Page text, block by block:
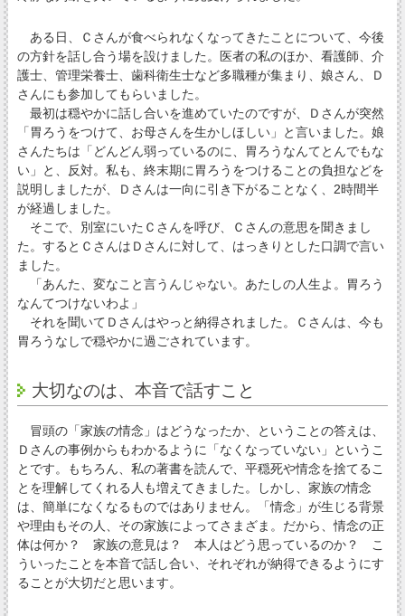
ある日、Ｃさんが食べられなくなってきたことについて、今後
の方針を話し合う場を設けました。医者の私のほか、看護師、介
護士、管理栄養士、歯科衛生士など多職種が集まり、娘さん、Ｄ
さんにも参加してもらいました。
最初は穏やかに話し合いを進めていたのですが、Ｄさんが突然
「胃ろうをつけて、お母さんを生かしほしい」と言いました。娘
さんたちは「どんどん弱っているのに、胃ろうなんてとんでもな
い」と、反対。私も、終末期に胃ろうをつけることの負担などを
説明しましたが、Ｄさんは一向に引き下がることなく、2時間半
が経過しました。
そこで、別室にいたＣさんを呼び、Ｃさんの意思を聞きまし
た。するとＣさんはＤさんに対して、はっきりとした口調で言い
ました。
「あんた、変なこと言うんじゃない。あたしの人生よ。胃ろう
なんてつけないわよ」
それを聞いてＤさんはやっと納得されました。Ｃさんは、今も
胃ろうなしで穏やかに過ごされています。
大切なのは、本音で話すこと
冒頭の「家族の情念」はどうなったか、ということの答えは、
Ｄさんの事例からもわかるように「なくなっていない」というこ
とです。もちろん、私の著書を読んで、平穏死や情念を捨てるこ
とを理解してくれる人も増えてきました。しかし、家族の情念
は、簡単になくなるものではありません。「情念」が生じる背景
や理由もその人、その家族によってさまざま。だから、情念の正
体は何か？ 家族の意見は？ 本人はどう思っているのか？ こ
ういったことを本音で話し合い、それぞれが納得できるようにす
ることが大切だと思います。